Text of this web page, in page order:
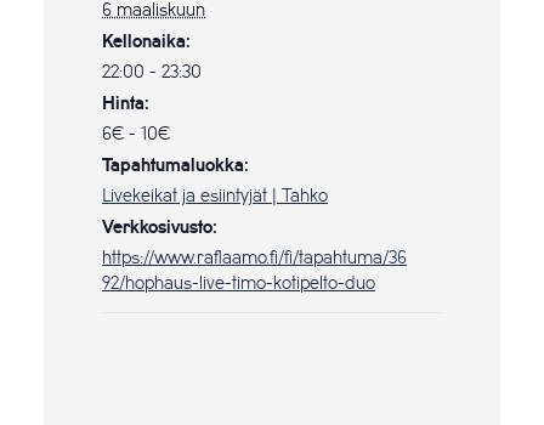
6 maaliskuun
Kellonaika:
22:00 - 23:30
Hinta:
6€ - 10€
Tapahtumaluokka:
Livekeikat ja esiintyjät | Tahko
Verkkosivusto:
https://www.raflaamo.fi/fi/tapahtuma/36
92/hophaus-live-timo-kotipelto-duo